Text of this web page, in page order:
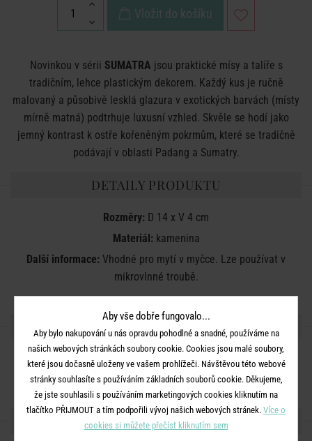
Vložit do košíku
Novinkou v sérii SUMATRA jsou praktické mísy a talíře s
tradičním, lehce plastickým dekorem. Každý kus je ručně
malovaný a působivě lesklá glazura v exotických barvách (místy
mírně matná) podtrhuje luxusní vzhled. Skvěle se hodí jako
jemný kontrast k ostře kořeněným pokrmům, které se tradičně
podávají v oblasti Padang a Sumatry.
DETAILY PRODUKTU
Rozměry: D 14 x V 4 cm
Materiál:kamenina
Další informace: Vhodné pro mytí v myčce. Lze používat v
mikrovlnné troubě.
SDÍLEJTE S PŘÁTELI
DALŠÍ PRODUKTY ZE SÉRIE
Aby vše dobře fungovalo...
Aby bylo nakupování u nás opravdu pohodlné a snadné, používáme na
našich webových stránkách soubory cookie. Cookies jsou malé soubory,
které jsou dočasně uloženy ve vašem prohlížeči. Návštěvou této webové
stránky souhlasíte s používáním základních souborů cookie. Děkujeme,
že jste souhlasili s používáním marketingových cookies kliknutím na
tlačítko PŘIJMOUT a tím podpořili vývoj našich webových stránek. Více o
cookies si můžete přečíst kliknutím sem